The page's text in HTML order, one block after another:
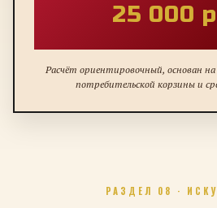
25 000
Расчёт ориентировочный, основан
потребительской корзины и
РАЗДЕЛ 08 ·